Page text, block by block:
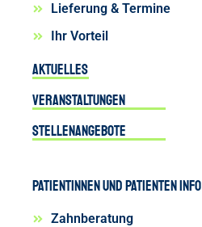
Lieferung & Termine
Ihr Vorteil
Aktuelles
Veranstaltungen
Stellenangebote
Patientinnen und Patienten INFO
Zahnberatung